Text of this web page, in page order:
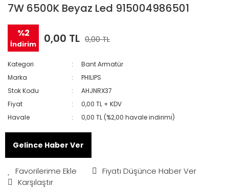
7W 6500K Beyaz Led 915004986501
%2
İndirim 0,00 TL 0,00 TL
Kategori
Bant Armatür
Marka
PHILIPS
Stok Kodu
AHJNRX37
Fiyat
0,00 TL + KDV
Havale
0,00 TL (%2,00 havale indirimi)
Gelince Haber Ver
Fiyatı Düşünce Haber Ver
Karşılaştır